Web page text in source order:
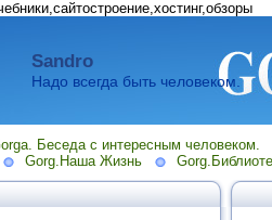
Sandro
Надо всегда быть человеком.
Беседа с интересным человеком.
Gorg.Наша Жизнь